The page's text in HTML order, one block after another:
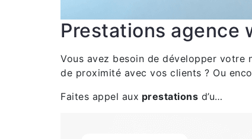
Prestations agence
Vous avez besoin de développer votre
de proximité avec vos clients ? Ou
Faites appel aux prestations d’u…